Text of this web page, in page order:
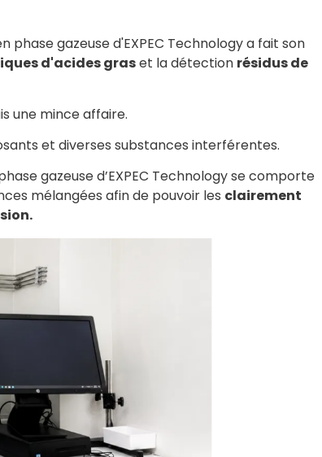
gazeuse d'EXPEC Technology a fait son
d'acides graset la détection résidus de
une mince affaire.
et diverses substances interférentes.
gazeuse d’EXPEC Technology se comporte
mélangées afin de pouvoir les clairement